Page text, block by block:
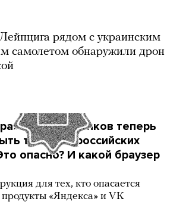
рядом с украинским
самолетом обнаружили дрон
и других банков теперь
только в российских
опасно? И какой браузер
для тех, кто опасается
«Яндекса» и VK